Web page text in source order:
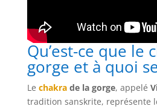
Qu’est-ce que le
gorge et à quoi
Le chakrade la gorge, appelé
tradition sanskrite, représente